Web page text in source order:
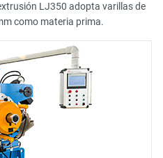
LJ350 adopta varillas de
como materia prima.